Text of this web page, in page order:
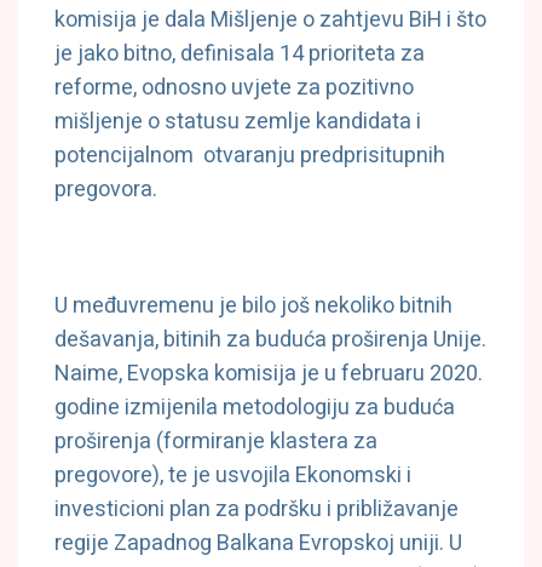
komisija je dala Mišljenje o zahtjevu BiH i što
je jako bitno, definisala 14 prioriteta za
reforme, odnosno uvjete za pozitivno
mišljenje o statusu zemlje kandidata i
potencijalnom otvaranju predprisitupnih
pregovora.
U međuvremenu je bilo još nekoliko bitnih
dešavanja, bitinih za buduća proširenja Unije.
Naime, Evopska komisija je u februaru 2020.
godine izmijenila metodologiju za buduća
proširenja (formiranje klastera za
pregovore), te je usvojila Ekonomski i
investicioni plan za podršku i približavanje
regije Zapadnog Balkana Evropskoj uniji. U